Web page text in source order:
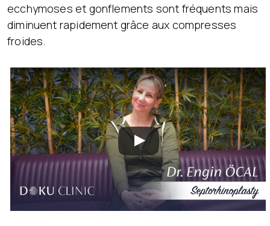
ecchymoses et gonflements sont fréquents mais
diminuent rapidement grâce aux compresses
froides.